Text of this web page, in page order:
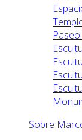
Sobre